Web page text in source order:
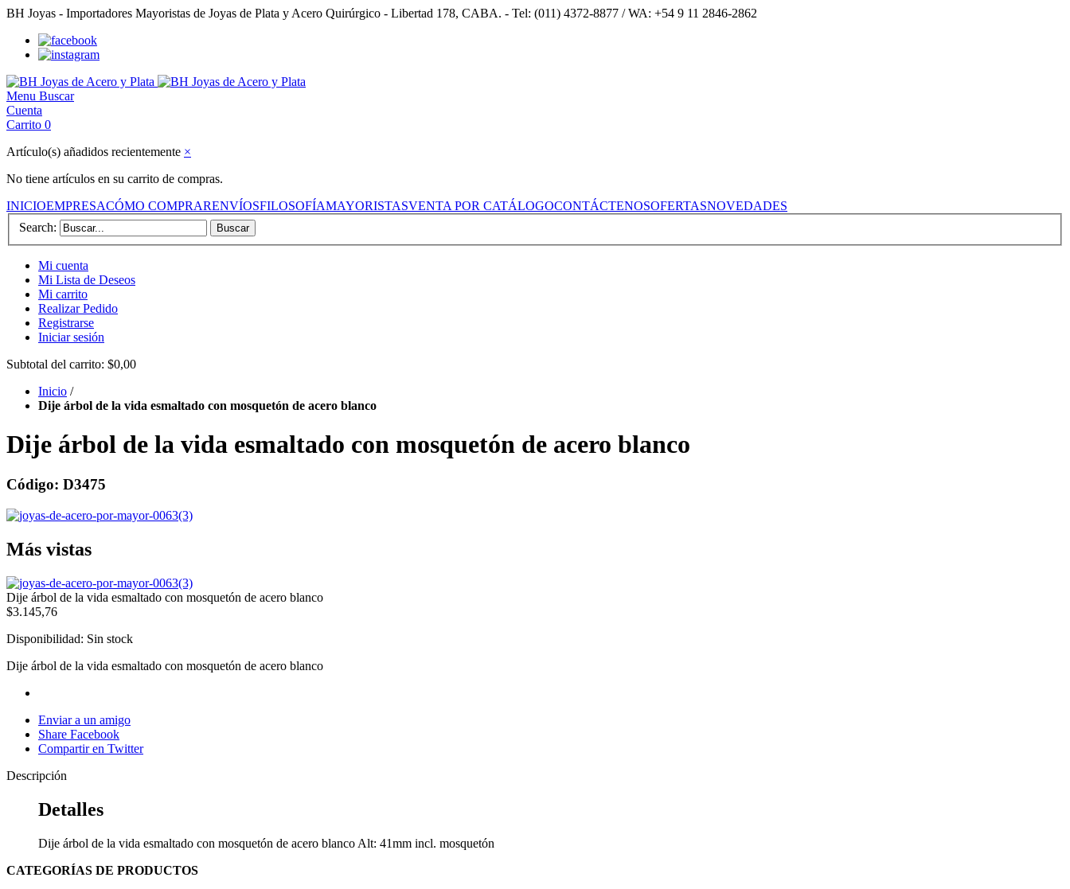
BH Joyas - Importadores Mayoristas de Joyas de Plata y Acero Quirúrgico - Libertad 178, CABA. - Tel: (011) 4372-8877 / WA: +54 9 11 2846-2862
Menu Buscar
Cuenta
Carrito 0
Artículo(s) añadidos recientemente ×
No tiene artículos en su carrito de compras.
INICIOEMPRESACÓMO COMPRARENVÍOSFILOSOFÍAMAYORISTASVENTA POR CATÁLOGOCONTÁCTENOSOFERTASNOVEDADES
Search:
Buscar
Mi cuenta
Mi Lista de Deseos
Mi carrito
Realizar Pedido
Registrarse
Iniciar sesión
Subtotal del carrito: $0,00
Inicio /
Dije árbol de la vida esmaltado con mosquetón de acero blanco
Dije árbol de la vida esmaltado con mosquetón de acero blanco
Código: D3475
Más vistas
Dije árbol de la vida esmaltado con mosquetón de acero blanco
$3.145,76
Disponibilidad: Sin stock
Dije árbol de la vida esmaltado con mosquetón de acero blanco
Enviar a un amigo
Share Facebook
Compartir en Twitter
Descripción
Detalles
Dije árbol de la vida esmaltado con mosquetón de acero blanco Alt: 41mm incl. mosquetón
CATEGORÍAS DE PRODUCTOS